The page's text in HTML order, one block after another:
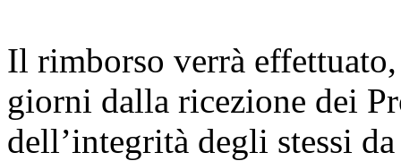
Il rimborso verrà
giorni dalla ricezione dei
dell’integrità degli stessi